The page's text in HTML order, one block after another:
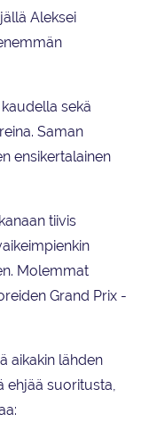
Aleksei
sekä
Saman
ensikertalainen
tiivis
Molemmat
Grand Prix -
aikakin lähden
ehjää suoritusta,